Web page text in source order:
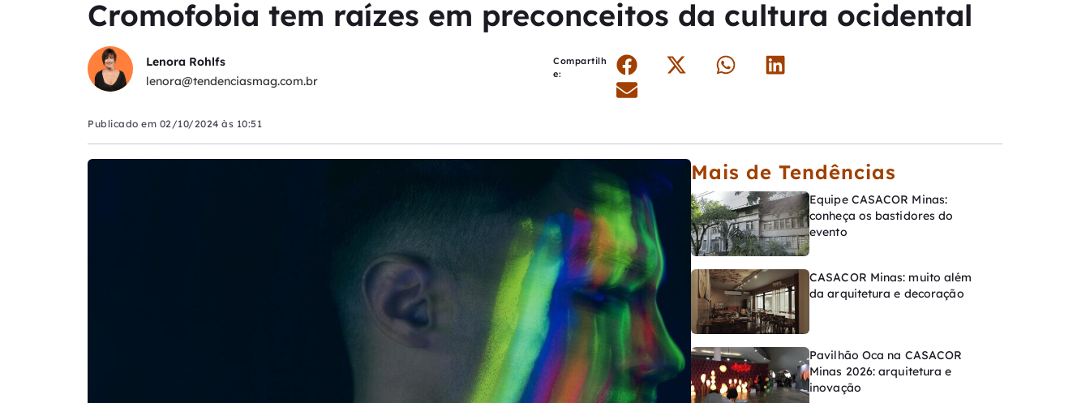
Cromofobia tem raízes em preconceitos da cultura ocidental
Lenora Rohlfs
lenora@tendenciasmag.com.br
Compartilh
e:
Publicado em 02/10/2024 às 10:51
Mais de Tendências
Equipe CASACOR Minas:
conheça os bastidores do
evento
CASACOR Minas: muito além
da arquitetura e decoração
Pavilhão Oca na CASACOR
Minas 2026: arquitetura e
inovação